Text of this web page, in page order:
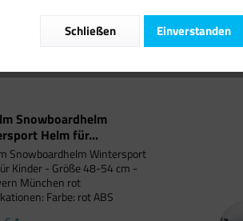
Snowboardhelm
Helm für...
Snowboardhelm Wintersport
Kinder - Größe 48-54 cm -
München rot
Farbe: rot ABS
Einverstanden
Schließen